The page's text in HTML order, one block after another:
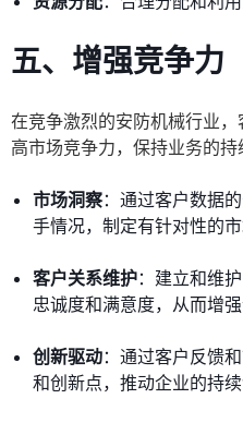
五、增强竞争力
在竞争激烈的安防机械行业
高市场竞争力，保持业务的持
市场洞察：通过客户数据
手情况，制定有针对性的市
客户关系维护：建立和维
忠诚度和满意度，从而增强
创新驱动：通过客户反馈
和创新点，推动企业的持续